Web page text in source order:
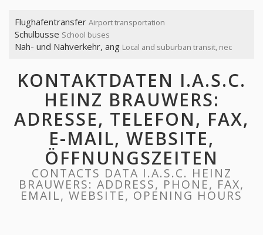
Flughafentransfer Airport transportation
Schulbusse School buses
Nah- und Nahverkehr, ang Local and suburban transit, nec
KONTAKTDATEN I.A.S.C.
HEINZ BRAUWERS:
ADRESSE, TELEFON, FAX,
E-MAIL, WEBSITE,
ÖFFNUNGSZEITEN
CONTACTS DATA I.A.S.C. HEINZ
BRAUWERS: ADDRESS, PHONE, FAX,
EMAIL, WEBSITE, OPENING HOURS